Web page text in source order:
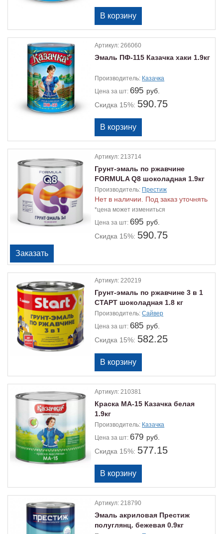
Артикул:266060
Эмаль ПФ-115 Казачка хаки 1.9кг
Производитель: Казачка
Цена за шт:695 руб.
Скидка 15%: 590.75
Артикул:213714
Грунт-эмаль по ржавчине
FORMULA Q8 шоколадная 1.9кг
Производитель: Престиж
Нет в наличии. Под заказ уточнять
*цена может измениться
Цена за шт:695 руб.
Скидка 15%: 590.75
Артикул:220219
Грунт-эмаль по ржавчине 3 в 1
СТАРТ шоколадная 1.8 кг
Производитель:Сайвер
Цена за шт:685 руб.
Скидка 15%: 582.25
Артикул:210381
Краска МА-15 Казачка белая
1.9кг
Производитель: Казачка
Цена за шт:679 руб.
Скидка 15%: 577.15
Артикул:218790
Эмаль акриловая Престиж
полуглянц. бежевая 0.9кг